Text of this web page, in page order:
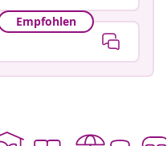
Empfohlen